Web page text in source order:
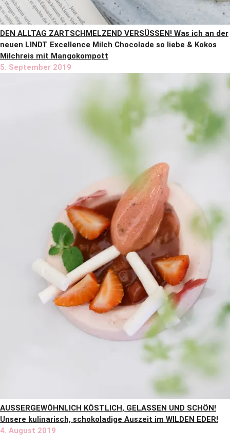
DEN ALLTAG ZARTSCHMELZEND VERSÜSSEN! Was ich an der
neuen LINDT Excellence Milch Chocolade so liebe & Kokos
Milchreis mit Mangokompott
5. September 2019
AUSSERGEWÖHNLICH KÖSTLICH, GELASSEN UND SCHÖN!
Unsere kulinarisch, schokoladige Auszeit im WILDEN EDER!
4. August 2019